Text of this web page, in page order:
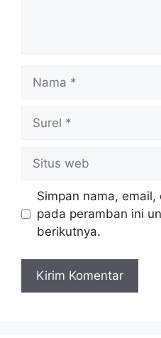
Nama
Surel
Situs
web
Simpan nama,
pada peramban ini
berikutnya.